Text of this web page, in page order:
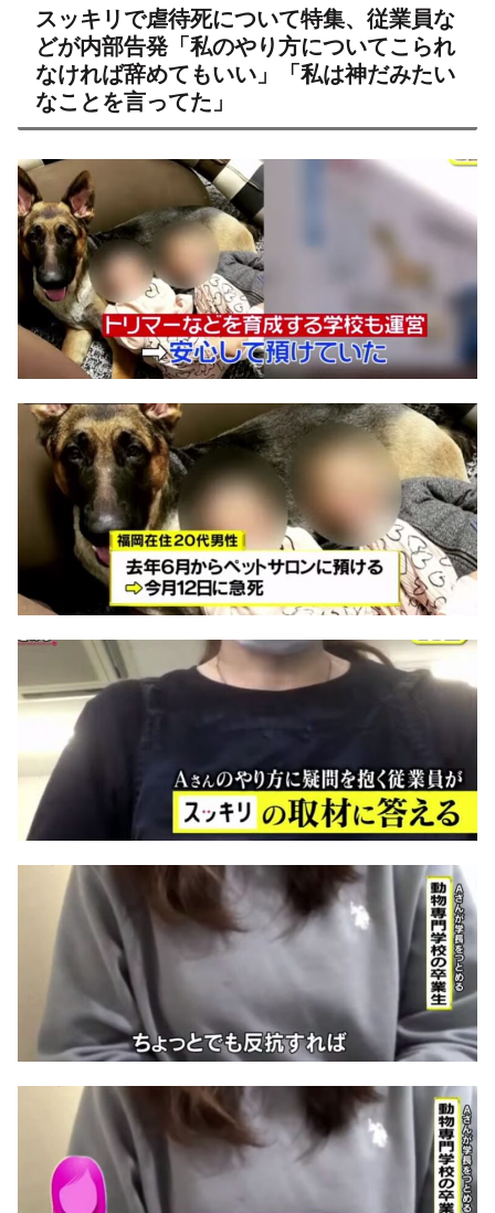
スッキリで虐待死について特集、従業員な
どが内部告発「私のやり方についてこられ
なければ辞めてもいい」「私は神だみたい
なことを言ってた」